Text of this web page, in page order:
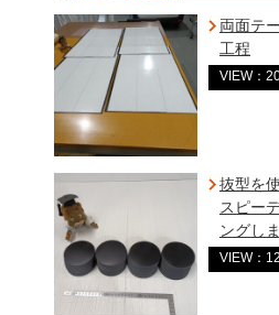
両面テ
工程
VIEW：
抜型を
スピー
ングし
VIEW：12